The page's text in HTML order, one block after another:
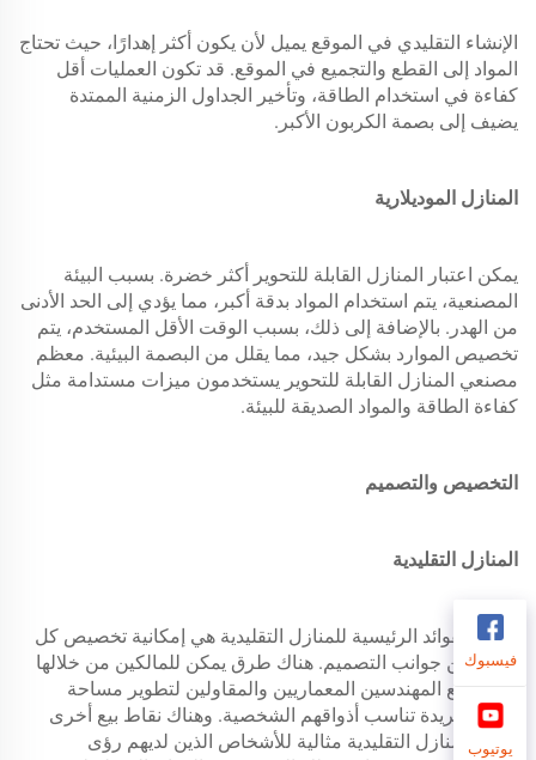
الإنشاء التقليدي في الموقع يميل لأن يكون أكثر إهدارًا، حيث تحتاج
المواد إلى القطع والتجميع في الموقع. قد تكون العمليات أقل
كفاءة في استخدام الطاقة، وتأخير الجداول الزمنية الممتدة
يضيف إلى بصمة الكربون الأكبر.
المنازل الموديلارية
يمكن اعتبار المنازل القابلة للتحوير أكثر خضرة. بسبب البيئة
المصنعية، يتم استخدام المواد بدقة أكبر، مما يؤدي إلى الحد الأدنى
من الهدر. بالإضافة إلى ذلك، بسبب الوقت الأقل المستخدم، يتم
تخصيص الموارد بشكل جيد، مما يقلل من البصمة البيئية. معظم
مصنعي المنازل القابلة للتحوير يستخدمون ميزات مستدامة مثل
كفاءة الطاقة والمواد الصديقة للبيئة.
التخصيص والتصميم
المنازل التقليدية
إحدى الفوائد الرئيسية للمنازل التقليدية هي إمكانية تخصيص كل
جانب من جوانب التصميم. هناك طرق يمكن للمالكين من خلالها
العمل مع المهندسين المعماريين والمقاولين لتطوير مساحة
سكنية فريدة تناسب أذواقهم الشخصية. وهناك نقاط بيع أخرى
تجعل المنازل التقليدية مثالية للأشخاص الذين لديهم رؤى
فيسبوك
يوتيوب